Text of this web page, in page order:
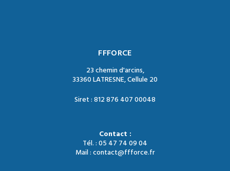
FFFORCE
23 chemin d'arcins,
33360 LATRESNE, Cellule 20
Siret : 812 876 407 00048
Contact :
Tél. : 05 47 74 09 04
Mail : contact@ffforce.fr